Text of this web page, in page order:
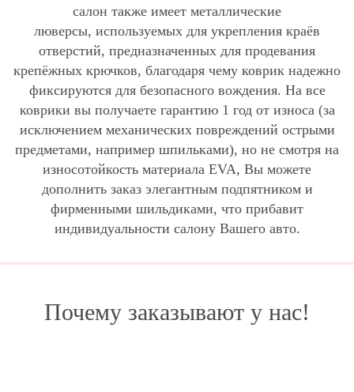
салон также имеет металлические
люверсы, используемых для укрепления краёв
отверстий, предназначенных для продевания
крепёжных крючков, благодаря чему коврик надежно
фиксируются для безопасного вождения. На все
коврики вы получаете гарантию 1 год от износа (за
исключением механических повреждений острыми
предметами, например шпильками), но не смотря на
износотойкость материала EVA, Вы можете
дополнить заказ элегантным подпятником и
фирменными шильдиками, что прибавит
индивидуальности салону Вашего авто.
Почему заказывают у нас!